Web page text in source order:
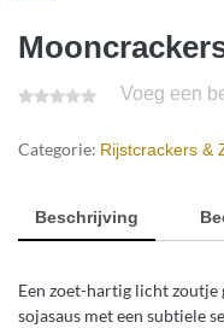
Voeg een
Categorie: Rijstcrackers &
Beschrijving
Een zoet-hartig licht zoutje
sojasaus met een subtiele